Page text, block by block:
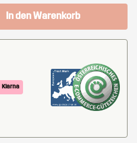
In den Warenkorb
Klarna